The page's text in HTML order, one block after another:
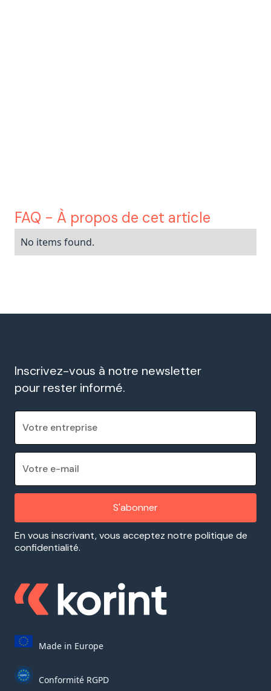
FAQ - À propos de cet article
No items found.
Inscrivez-vous à notre newsletter
pour rester informé.
En vous inscrivant, vous acceptez notre politique de
confidentialité.
Made in Europe
Conformité RGPD